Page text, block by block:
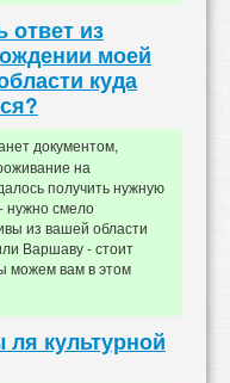
ответ из
моей
куда
документом,
на
получить нужную
нужно смело
из вашей области
Варшаву - стоит
можем вам в этом
культурной